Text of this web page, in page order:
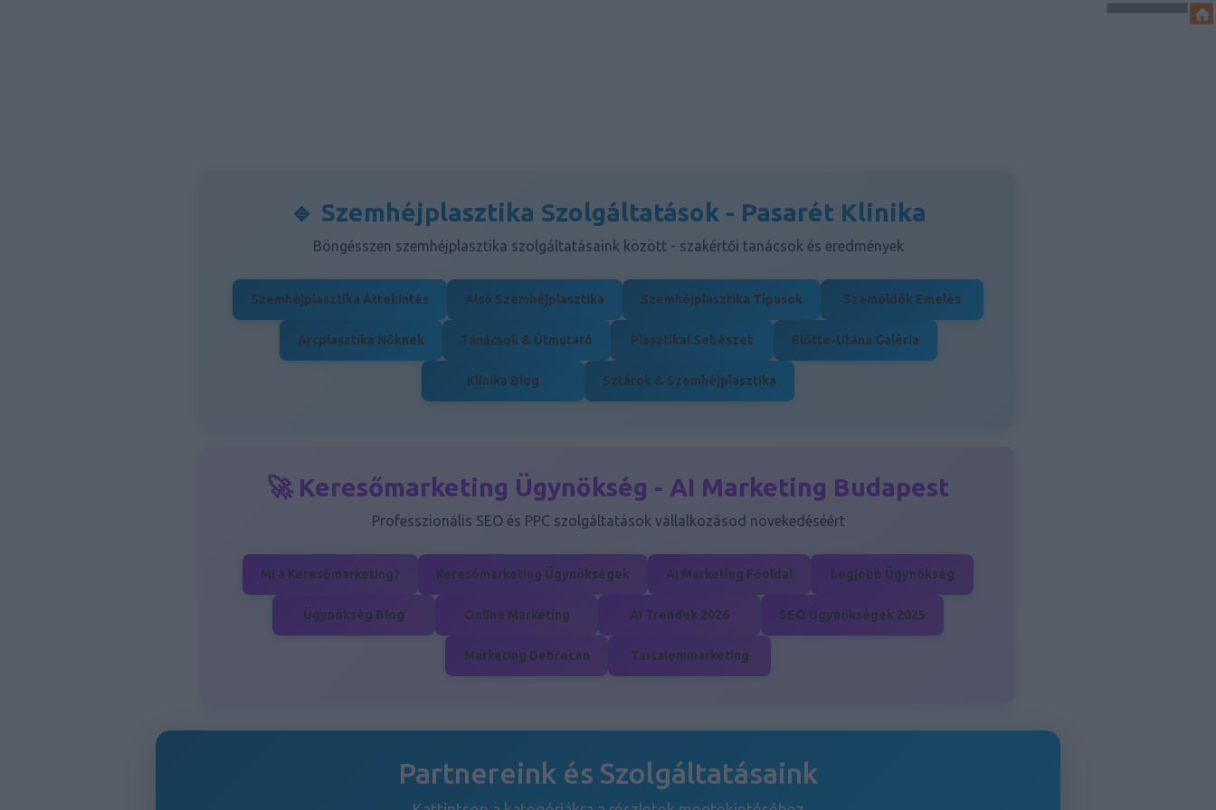
🔹 Szemhéjplasztika Szolgáltatások - Pasarét Klinika
Böngésszen szemhéjplasztika szolgáltatásaink között - szakértői tanácsok és eredmények
Szemhéjplasztika Áttekintés Alsó Szemhéjplasztika Szemhéjplasztika Típusok Szemöldök Emelés
Arcplasztika Nőknek Tanácsok & Útmutató Plasztikai Sebészet Előtte-Utána Galéria
Klinika Blog Sztárok & Szemhéjplasztika
🚀 Keresőmarketing Ügynökség - AI Marketing Budapest
Professzionális SEO és PPC szolgáltatások vállalkozásod növekedéséért
Mi a Keresőmarketing? Keresőmarketing Ügynökségek AI Marketing Főoldal Legjobb Ügynökség
Ügynökség Blog Online Marketing AI Trendek 2026 SEO Ügynökségek 2025
Marketing Debrecen Tartalommarketing
Partnereink és Szolgáltatásaink